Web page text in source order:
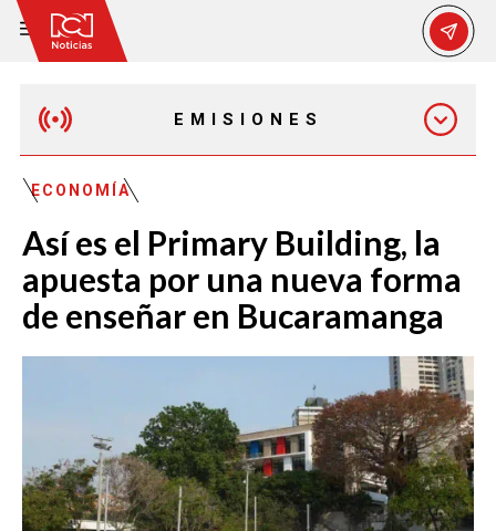
EMISIONES
EMISIÓN 12:30 PM
EMISIÓN 7:00 PM
EMISIÓN 11:30 PM
ECONOMÍA
Así es el Primary Building, la
apuesta por una nueva forma
de enseñar en Bucaramanga